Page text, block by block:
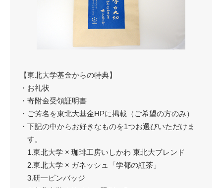
【東北大学基金からの特典】
・お礼状
・寄附金受領証明書
・ご芳名を東北大基金HPに掲載（ご希望の方のみ）
・下記の中からお好きなものを1つお選びいただけま
す。
1.東北大学 × 珈琲工房いしかわ 東北大ブレンド
2.東北大学 × ガネッシュ「学都の紅茶」
3.研一ピンバッジ